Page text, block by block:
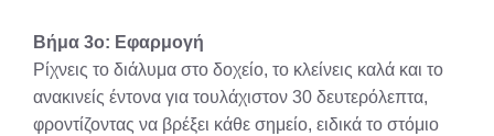
Βήμα 3ο: Εφαρμογή
Ρίχνεις το διάλυμα στο δοχείο, το κλείνεις καλά και το
ανακινείς έντονα για τουλάχιστον 30 δευτερόλεπτα,
φροντίζοντας να βρέξει κάθε σημείο, ειδικά το στόμιο